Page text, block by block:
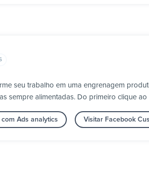
seu trabalho em uma engrenagem
sempre alimentadas. Do primeiro clique
Ads analytics Visitar Facebook